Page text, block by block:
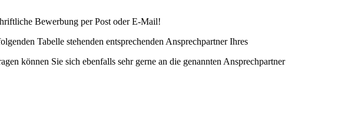
Bewerbung per Post oder E-Mail!
Tabelle stehenden entsprechenden Ansprechpartner Ihres
können Sie sich ebenfalls sehr gerne an die genannten Ansprechpartner